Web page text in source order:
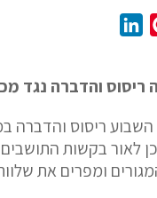
t
e
k
I
ריסוס והדברה נגד
השבוע ריסוס והדברה
לאור בקשות
ומפרים את